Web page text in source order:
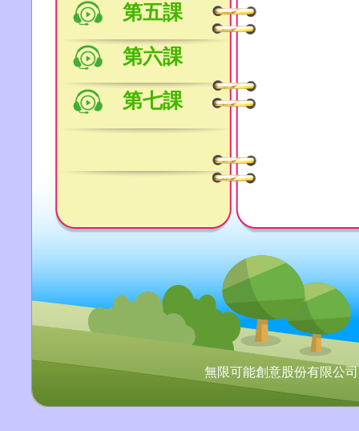
第五課
第六課
第七課
無限可能創意股份有限公